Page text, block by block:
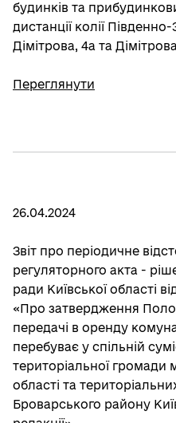
будинків та
дистанції колії
Дімітрова, 4а та
Переглянути
26.04.2024
Звіт про періодичне
регуляторного акта -
ради Київської області
«Про затвердження
передачі в оренду
перебуває у спільній
територіальної громади
області та
Броварського району